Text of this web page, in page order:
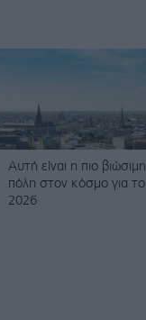
Αυτή είναι η πιο βιώσιμη
πόλη στον κόσμο για το
2026